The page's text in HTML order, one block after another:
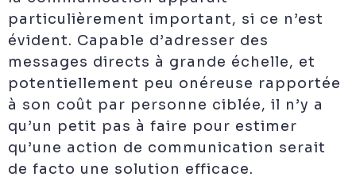
particulièrement important, si ce n’est
évident. Capable d’adresser des
messages directs à grande échelle, et
potentiellement peu onéreuse rapportée
à son coût par personne ciblée, il n’y a
qu’un petit pas à faire pour estimer
qu’une action de communication serait
de facto une solution efficace.